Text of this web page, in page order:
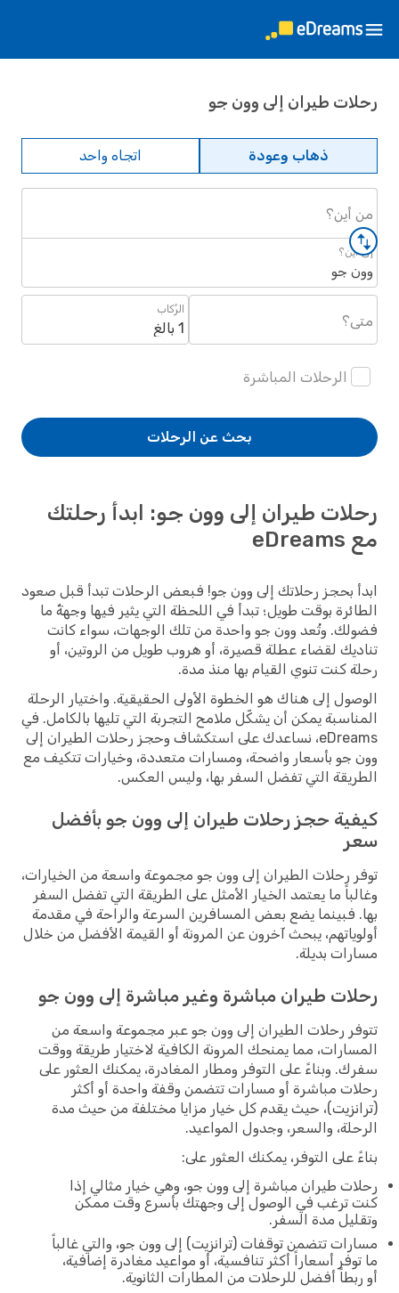
رحلات طيران إلى وون جو
ذهاب وعودة اتجاه واحد
من أين؟
إلى أين؟
وون جو
متى؟
الرُكاب
1 بالغ
الرحلات المباشرة
بحث عن الرحلات
رحلات طيران إلى وون جو: ابدأ رحلتك
مع eDreams
ابدأ بحجز رحلاتك إلى وون جو! فبعض الرحلات تبدأ قبل صعود
الطائرة بوقت طويل؛ تبدأ في اللحظة التي يثير فيها وجهةٌ ما
فضولك. وتُعد وون جو واحدة من تلك الوجهات، سواء كانت
تناديك لقضاء عطلة قصيرة، أو هروب طويل من الروتين، أو
رحلة كنت تنوي القيام بها منذ مدة.
الوصول إلى هناك هو الخطوة الأولى الحقيقية. واختيار الرحلة
المناسبة يمكن أن يشكّل ملامح التجربة التي تليها بالكامل. في
eDreams، نساعدك على استكشاف وحجز رحلات الطيران إلى
وون جو بأسعار واضحة، ومسارات متعددة، وخيارات تتكيف مع
الطريقة التي تفضل السفر بها، وليس العكس.
كيفية حجز رحلات طيران إلى وون جو بأفضل
سعر
توفر رحلات الطيران إلى وون جو مجموعة واسعة من الخيارات،
وغالباً ما يعتمد الخيار الأمثل على الطريقة التي تفضل السفر
بها. فبينما يضع بعض المسافرين السرعة والراحة في مقدمة
أولوياتهم، يبحث آخرون عن المرونة أو القيمة الأفضل من خلال
مسارات بديلة.
رحلات طيران مباشرة وغير مباشرة إلى وون جو
تتوفر رحلات الطيران إلى وون جو عبر مجموعة واسعة من
المسارات، مما يمنحك المرونة الكافية لاختيار طريقة ووقت
سفرك. وبناءً على التوفر ومطار المغادرة، يمكنك العثور على
رحلات مباشرة أو مسارات تتضمن وقفة واحدة أو أكثر
(ترانزيت)، حيث يقدم كل خيار مزايا مختلفة من حيث مدة
الرحلة، والسعر، وجدول المواعيد.
بناءً على التوفر، يمكنك العثور على:
رحلات طيران مباشرة إلى وون جو، وهي خيار مثالي إذا
كنت ترغب في الوصول إلى وجهتك بأسرع وقت ممكن
وتقليل مدة السفر.
مسارات تتضمن توقفات (ترانزيت) إلى وون جو، والتي غالباً
ما توفر أسعاراً أكثر تنافسية، أو مواعيد مغادرة إضافية،
أو ربطاً أفضل للرحلات من المطارات الثانوية.